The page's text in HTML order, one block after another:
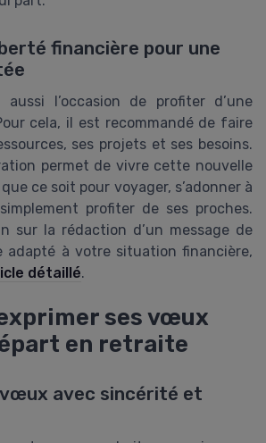
financière pour une
aussi l’occasion de profiter d’une
cela, il est recommandé de faire
ses projets et ses besoins.
permet de vivre cette nouvelle
ce soit pour voyager, s’adonner à
profiter de ses proches.
sur la rédaction d’un message de
adapté à votre situation financière,
détaillé.
ses vœux
en retraite
avec sincérité et